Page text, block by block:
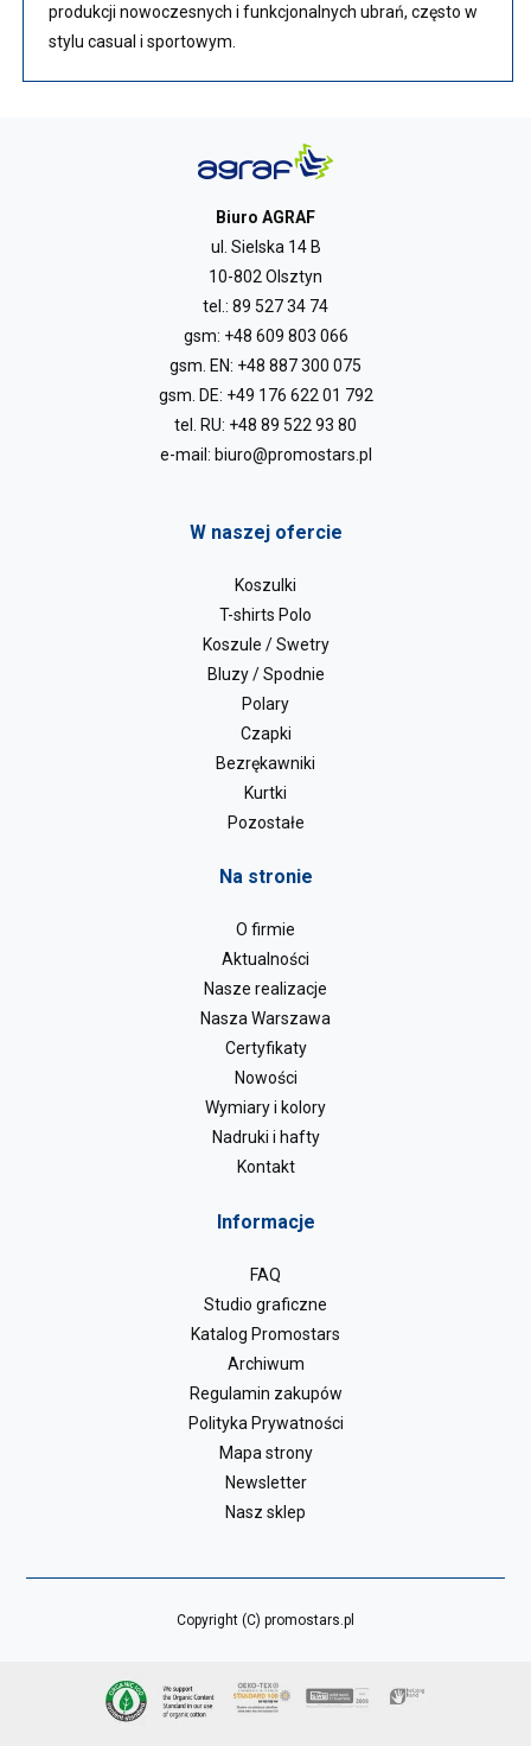
produkcji nowoczesnych i funkcjonalnych ubrań, często w
stylu casual i sportowym.
Biuro AGRAF
ul. Sielska 14 B
10-802 Olsztyn
tel.: 89 527 34 74
gsm: +48 609 803 066
gsm. EN: +48 887 300 075
gsm. DE: +49 176 622 01 792
tel. RU: +48 89 522 93 80
e-mail: biuro@promostars.pl
W naszej ofercie
Koszulki
T-shirts Polo
Koszule / Swetry
Bluzy / Spodnie
Polary
Czapki
Bezrękawniki
Kurtki
Pozostałe
Na stronie
O firmie
Aktualności
Nasze realizacje
Nasza Warszawa
Certyfikaty
Nowości
Wymiary i kolory
Nadruki i hafty
Kontakt
Informacje
FAQ
Studio graficzne
Katalog Promostars
Archiwum
Regulamin zakupów
Polityka Prywatności
Mapa strony
Newsletter
Nasz sklep
Copyright (C) promostars.pl